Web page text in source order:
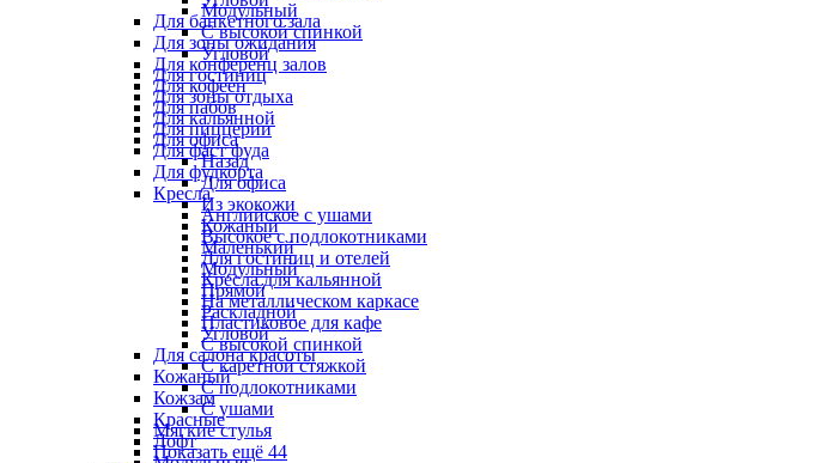
Для банкетного зала
Для зоны ожидания
Для конференц залов
Для кофеен
Для пабов
Для пиццерии
Для фаст фуда
Для фудкорта
Кресла
Английское с ушами
Высокое с подлокотниками
Для гостиниц и отелей
Кресла для кальянной
На металлическом каркасе
Пластиковое для кафе
С высокой спинкой
С каретной стяжкой
С подлокотниками
С ушами
Мягкие стулья
Показать ещё 44
Модульный
С высокой спинкой
Угловой
Для гостиниц
Для зоны отдыха
Для кальянной
Для офиса
Назад
Для офиса
Из экокожи
Кожаный
Маленький
Модульный
Прямой
Раскладной
Угловой
Для салона красоты
Кожаный
Кожзам
Красные
Лофт